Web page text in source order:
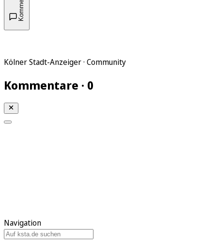
Kölner Stadt-Anzeiger · Community
Kommentare · 0
Navigation